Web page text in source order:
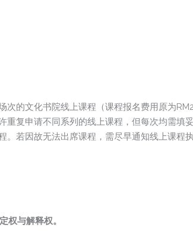
的文化书院线上课程（课程报名费用原为
复申请不同系列的线上课程，但每次均需填
若因故无法出席课程，需尽早通知线上课程
权与解释权。